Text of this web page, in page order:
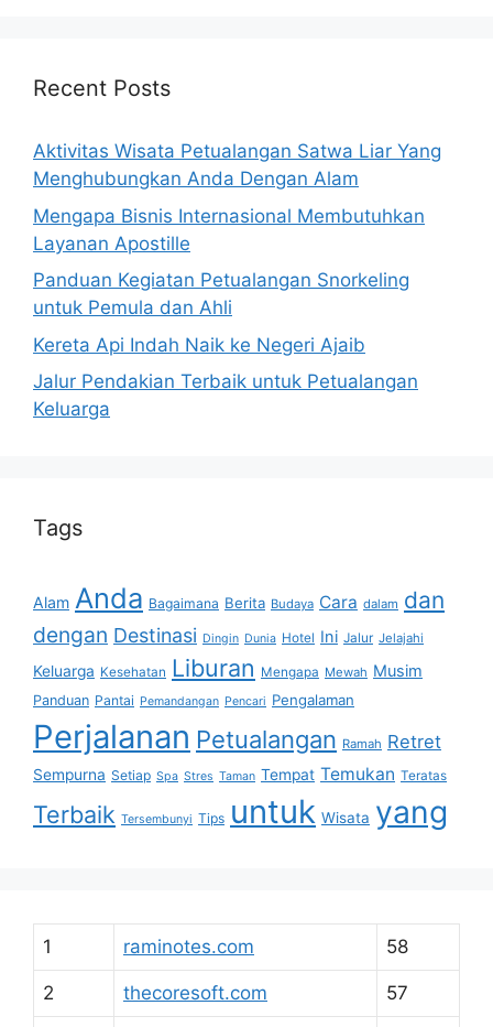
Recent Posts
Aktivitas Wisata Petualangan Satwa Liar Yang
Menghubungkan Anda Dengan Alam
Mengapa Bisnis Internasional Membutuhkan
Layanan Apostille
Panduan Kegiatan Petualangan Snorkeling
untuk Pemula dan Ahli
Kereta Api Indah Naik ke Negeri Ajaib
Jalur Pendakian Terbaik untuk Petualangan
Keluarga
Tags
Alam Anda Bagaimana Berita Budaya Cara dalam dan
dengan Destinasi Dingin Dunia Hotel Ini Jalur Jelajahi
Keluarga Kesehatan Liburan Mengapa Mewah Musim
Panduan Pantai Pemandangan Pencari Pengalaman
Perjalanan Petualangan Ramah Retret
Sempurna Setiap Spa Stres Taman Tempat Temukan Teratas
Terbaik Tersembunyi Tips untuk Wisata yang
1 raminotes.com 58
2 thecoresoft.com 57